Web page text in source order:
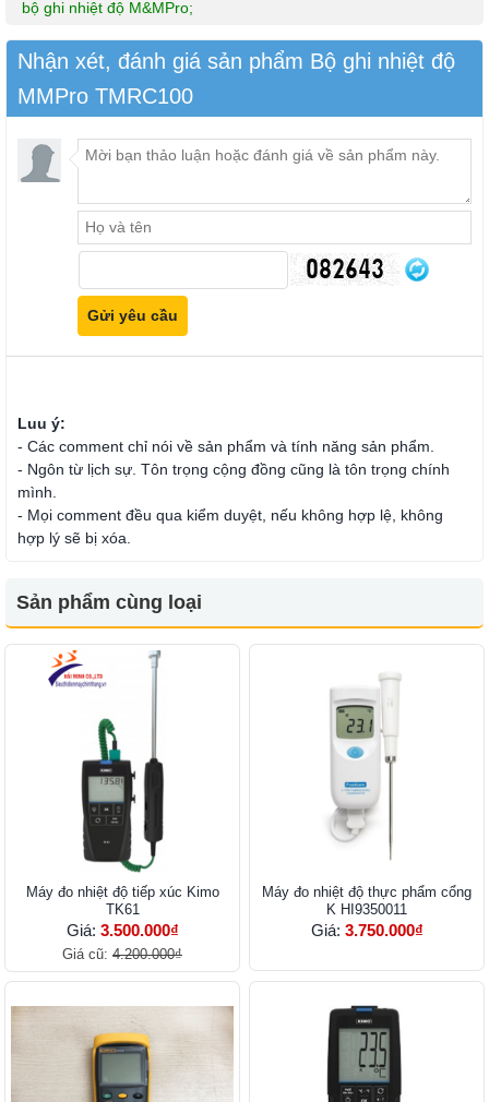
bộ ghi nhiệt độ M&MPro;
Nhận xét, đánh giá sản phẩm Bộ ghi nhiệt độ
MMPro TMRC100
Luu ý:
- Các comment chỉ nói về sản phẩm và tính năng sản phẩm.
- Ngôn từ lịch sự. Tôn trọng cộng đồng cũng là tôn trọng chính
mình.
- Mọi comment đều qua kiểm duyệt, nếu không hợp lệ, không
hợp lý sẽ bị xóa.
Sản phẩm cùng loại
Máy đo nhiệt độ tiếp xúc Kimo
TK61
Giá: 3.500.000₫
Giá cũ: 4.200.000₫
Máy đo nhiệt độ thực phẩm cổng
K HI9350011
Giá: 3.750.000₫